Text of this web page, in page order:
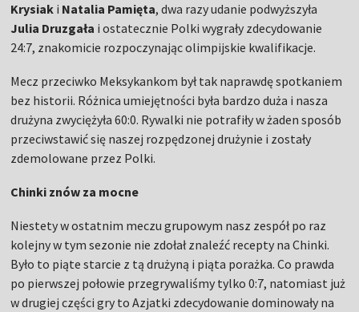
Krysiak i Natalia Pamięta, dwa razy udanie podwyższyła
Julia Druzgała i ostatecznie Polki wygrały zdecydowanie
24:7, znakomicie rozpoczynając olimpijskie kwalifikacje.
Mecz przeciwko Meksykankom był tak naprawdę spotkaniem
bez historii. Różnica umiejętności była bardzo duża i nasza
drużyna zwyciężyła 60:0. Rywalki nie potrafiły w żaden sposób
przeciwstawić się naszej rozpędzonej drużynie i zostały
zdemolowane przez Polki.
Chinki znów za mocne
Niestety w ostatnim meczu grupowym nasz zespół po raz
kolejny w tym sezonie nie zdołał znaleźć recepty na Chinki.
Było to piąte starcie z tą drużyną i piąta porażka. Co prawda
po pierwszej połowie przegrywaliśmy tylko 0:7, natomiast już
w drugiej części gry to Azjatki zdecydowanie dominowały na